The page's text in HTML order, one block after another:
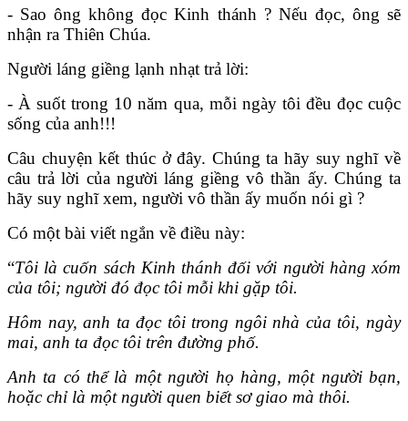
- Sao ông không đọc Kinh thánh ? Nếu đọc, ông sẽ
nhận ra Thiên Chúa.
Người láng giềng lạnh nhạt trả lời:
- À suốt trong 10 năm qua, mỗi ngày tôi đều đọc cuộc
sống của anh!!!
Câu chuyện kết thúc ở đây. Chúng ta hãy suy nghĩ về
câu trả lời của người láng giềng vô thần ấy. Chúng ta
hãy suy nghĩ xem, người vô thần ấy muốn nói gì ?
Có một bài viết ngắn về điều này:
“Tôi là cuốn sách Kinh thánh đối với người hàng xóm
của tôi; người đó đọc tôi mỗi khi gặp tôi.
Hôm nay, anh ta đọc tôi trong ngôi nhà của tôi, ngày
mai, anh ta đọc tôi trên đường phố.
Anh ta có thể là một người họ hàng, một người bạn,
hoặc chỉ là một người quen biết sơ giao mà thôi.